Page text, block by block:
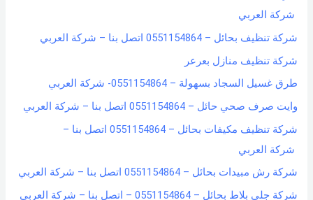
شركة العربي
شركة تنظيف بحائل – 0551154864 اتصل بنا – شركة العربي
شركة تنظيف منازل بعرعر
طرق غسيل السجاد بسهولة – 0551154864- شركة العربي
وايت صرف صحي حائل – 0551154864 اتصل بنا – شركة العربي
شركة تنظيف مكيفات بحائل – 0551154864 اتصل بنا –
شركة العربي
شركة رش مبيدات بحائل – 0551154864 اتصل بنا – شركة العربي
شركة جلي بلاط بحائل – 0551154864 – اتصل بنا – شركة العربي